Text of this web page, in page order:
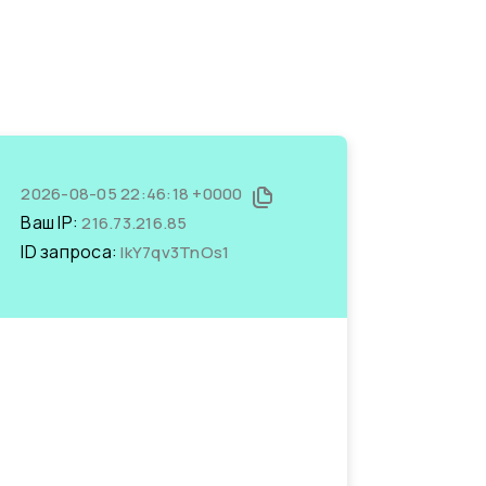
2026-08-05 22:46:18 +0000
Ваш IP:216.73.216.85
ID запроса:IkY7qv3TnOs1